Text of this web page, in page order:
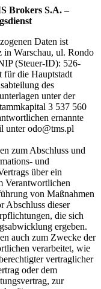
Brokers S.A. –
Daten ist
Warschau, ul. Rondo
(Steuer-ID): 526-
für die Hauptstadt
des
unter der
3 537 560
ernannte
unter odo@tms.pl
zum Abschluss und
und
über ein
Verantwortlichen
von Maßnahmen
Abschluss dieser
die sich
ergeben.
auch zum Zwecke der
verarbeitet, wie
vertraglicher
oder dem
zur